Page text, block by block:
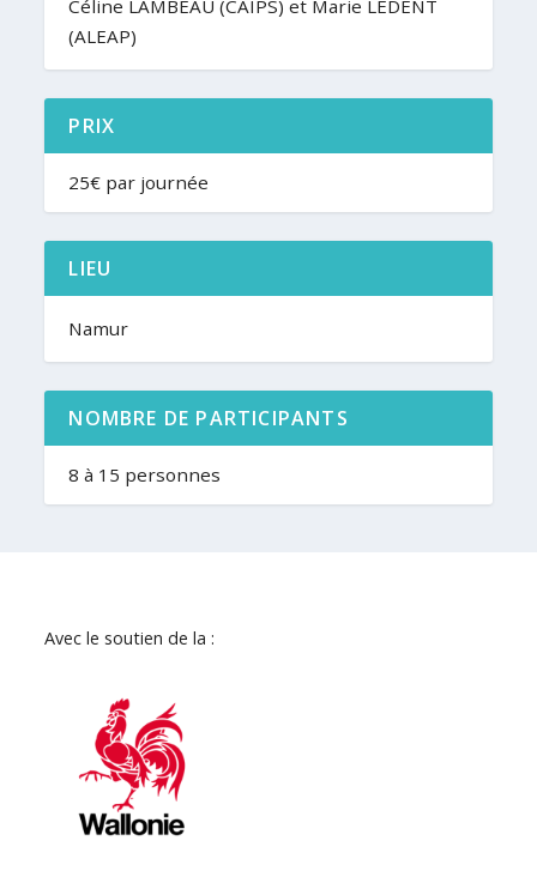
Céline LAMBEAU (CAIPS) et Marie LEDENT
(ALEAP)
PRIX
25€ par journée
LIEU
Namur
NOMBRE DE PARTICIPANTS
8 à 15 personnes
Avec le soutien de la :